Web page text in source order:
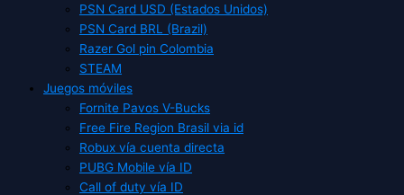
PSN Card USD (Estados Unidos)
PSN Card BRL (Brazil)
Razer Gol pin Colombia
STEAM
Juegos móviles
Fornite Pavos V-Bucks
Free Fire Region Brasil via id
Robux vía cuenta directa
PUBG Mobile vía ID
Call of duty vía ID